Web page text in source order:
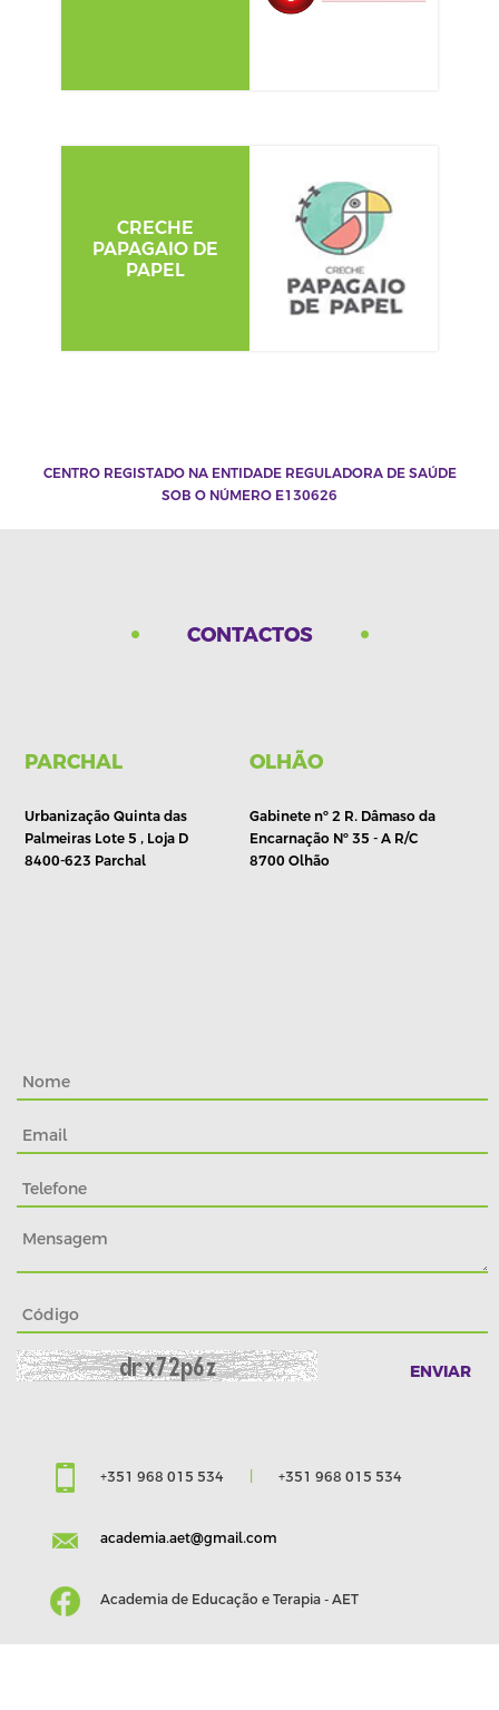
CRECHE
PAPAGAIO DE
PAPEL
CENTRO REGISTADO NA ENTIDADE REGULADORA DE SAÚDE
SOB O NÚMERO E130626
CONTACTOS
PARCHAL
Urbanização Quinta das
Palmeiras Lote 5 , Loja D
8400-623 Parchal
OLHÃO
Gabinete nº 2 R. Dâmaso da
Encarnação Nº 35 - A R/C
8700 Olhão
+351 968 015 534 +351 968 015 534
academia.aet@gmail.com
Academia de Educação e Terapia - AET